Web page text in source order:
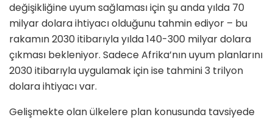
değişikliğine uyum sağlaması için şu anda yılda 70
milyar dolara ihtiyacı olduğunu tahmin ediyor – bu
rakamın 2030 itibarıyla yılda 140-300 milyar dolara
çıkması bekleniyor. Sadece Afrika’nın uyum planlarını
2030 itibarıyla uygulamak için ise tahmini 3 trilyon
dolara ihtiyacı var.
Gelişmekte olan ülkelere plan konusunda tavsiyede